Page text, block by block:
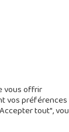
vous offrir
vos préférences
tout",